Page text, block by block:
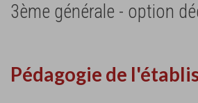
3ème générale - option
Pédagogie de